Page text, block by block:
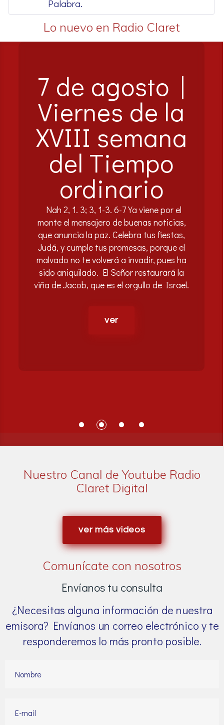
Palabra.
Lo nuevo en Radio Claret
7 de agosto |
Viernes de la
XVIII semana
del Tiempo
ordinario
Nah 2, 1. 3; 3, 1-3. 6-7 Ya viene por el
monte el mensajero de buenas noticias,
que anuncia la paz. Celebra tus fiestas,
Judá, y cumple tus promesas, porque el
malvado no te volverá a invadir, pues ha
sido aniquilado. El Señor restaurará la
viña de Jacob, que es el orgullo de Israel.
ver
Nuestro Canal de Youtube Radio
Claret Digital
ver más videos
Comunícate con nosotros
Envíanos tu consulta
¿Necesitas alguna información de nuestra
emisora? Envíanos un correo electrónico y te
responderemos lo más pronto posible.